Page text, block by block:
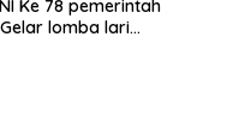
Ke 78 pemerintah
lomba lari